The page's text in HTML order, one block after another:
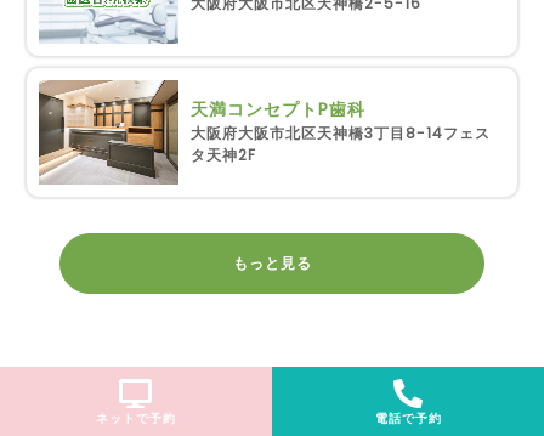
天満コンセプトP歯科
大阪府大阪市北区天神橋3丁目8-14フェス
タ天神2F
もっと見る
ネットで予約 電話で予約